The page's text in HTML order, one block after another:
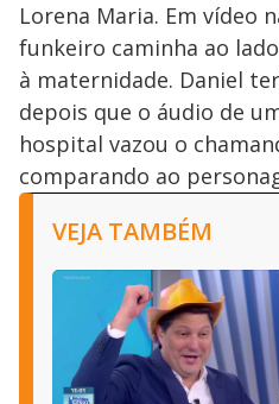
Lorena Maria. Em vídeo
funkeiro caminha ao
à maternidade. Daniel
depois que o áudio de
hospital vazou o
comparando ao
VEJA TAMBÉM